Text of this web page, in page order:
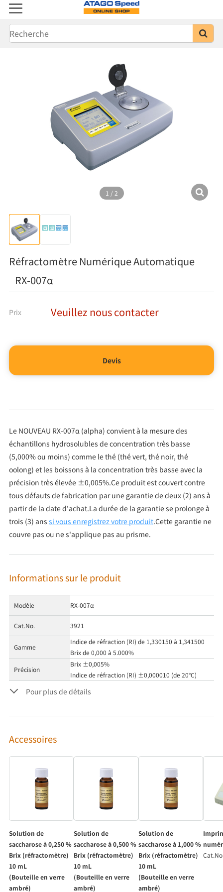
1 / 2
Réfractomètre Numérique Automatique
RX-007α
Prix Veuillez nous contacter
Devis
Le NOUVEAU RX-007α (alpha) convient à la mesure des
échantillons hydrosolubles de concentration très basse
(5,000% ou moins) comme le thé (thé vert, thé noir, thé
oolong) et les boissons à la concentration très basse avec la
précision très élevée ±0,005%.Ce produit est couvert contre
tous défauts de fabrication par une garantie de deux (2) ans à
partir de la date d'achat.La durée de la garantie se prolonge à
trois (3) ans si vous enregistrez votre produit.Cette garantie ne
couvre pas ou ne s'applique pas au prisme.
Informations sur le produit
Modèle RX-007α
Cat.No. 3921
Gamme
Indice de réfraction (RI) de 1,330150 à 1,341500
Brix de 0,000 à 5.000%
Précision
Brix ±0,005%
Indice de réfraction (RI) ±0,000010 (de 20°C)
Pour plus de détails
Accessoires
Solution de
saccharose à 0,250 %
Brix (réfractomètre)
10 mL
(Bouteille en verre
ambré)
Solution de
saccharose à 0,500 %
Brix (réfractomètre)
10 mL
(Bouteille en verre
ambré)
Solution de
saccharose à 1,000 %
Brix (réfractomètre)
10 mL
(Bouteille en verre
ambré)